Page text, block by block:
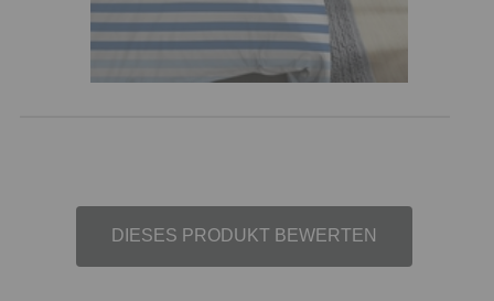
DIESES PRODUKT BEWERTEN